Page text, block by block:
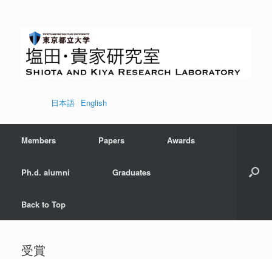
日本語 English
Members Papers Awards
Ph.d. alumni Graduates
Back to Top
受賞